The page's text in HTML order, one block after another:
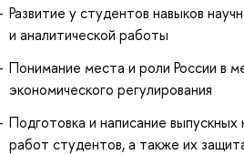
Развитие у студентов навыков
и аналитической работы
Понимание места и роли России в
экономического регулирования
Подготовка и написание выпускных
работ студентов, а также их